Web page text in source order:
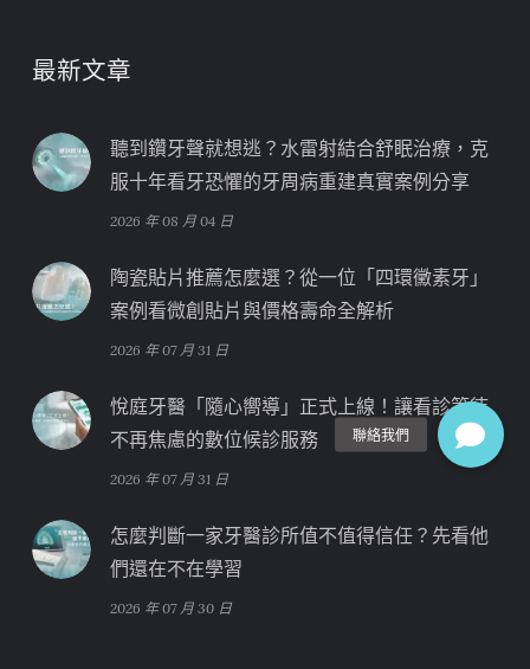
最新文章
聽到鑽牙聲就想逃？水雷射結合舒眠治療，克
服十年看牙恐懼的牙周病重建真實案例分享
2026 年 08 月 04 日
陶瓷貼片推薦怎麼選？從一位「四環黴素牙」
案例看微創貼片與價格壽命全解析
2026 年 07 月 31 日
悅庭牙醫「隨心嚮導」正式上線！讓看診等待
不再焦慮的數位候診服務
2026 年 07 月 31 日
怎麼判斷一家牙醫診所值不值得信任？先看他
們還在不在學習
2026 年 07 月 30 日